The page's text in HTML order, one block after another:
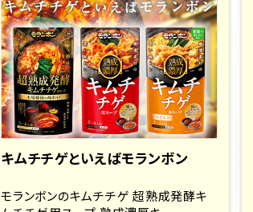
キムチチゲといえばモランボン
モランボンのキムチチゲ 超熟成発酵キ